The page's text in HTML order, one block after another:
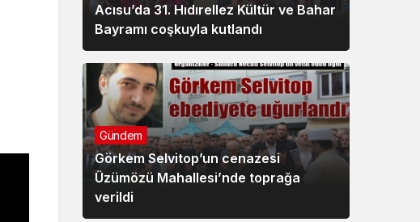
Acısu’da 31. Hıdırellez Kültür ve Bahar
Bayramı coşkuyla kutlandı
Gündem
Görkem Selvitop’un cenazesi
Üzümözü Mahallesi’nde toprağa
verildi